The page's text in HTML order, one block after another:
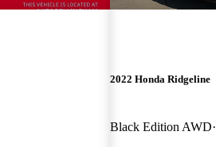
2022 Honda Ridgeline
Black Edition AWD